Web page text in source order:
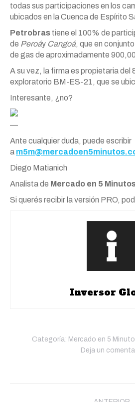
todas sus participaciones en los
ubicados en la Cuenca de Espírito
Petrobras tiene el 100% de
de Peroáy Cangoá, que en
de gas de aproximadamente
A su vez, la firma es propietaria del
exploratorio BM-ES-21, que se
Interesante, ¿no?
—
Ante cualquier duda, puede escribir
a
Diego Matianich
Analista de Mercado en 5
Si querés recibir la versión PRO,
Inversor
Categoría: Mercado en 5
Deja un